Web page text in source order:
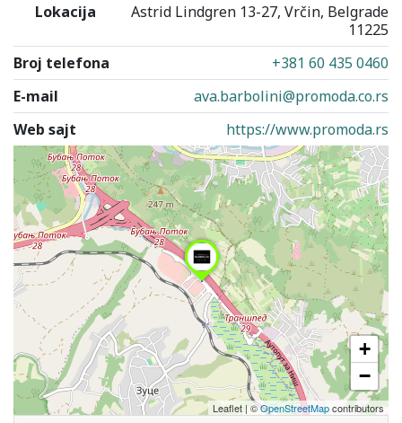
Lokacija
Astrid Lindgren 13-27, Vrčin, Belgrade
11225
Broj telefona
+381 60 435 0460
E-mail
ava.barbolini@promoda.co.rs
Web sajt
https://www.promoda.rs
+
−
Leaflet | ©OpenStreetMapcontributors